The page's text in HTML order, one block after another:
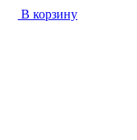
В корзину